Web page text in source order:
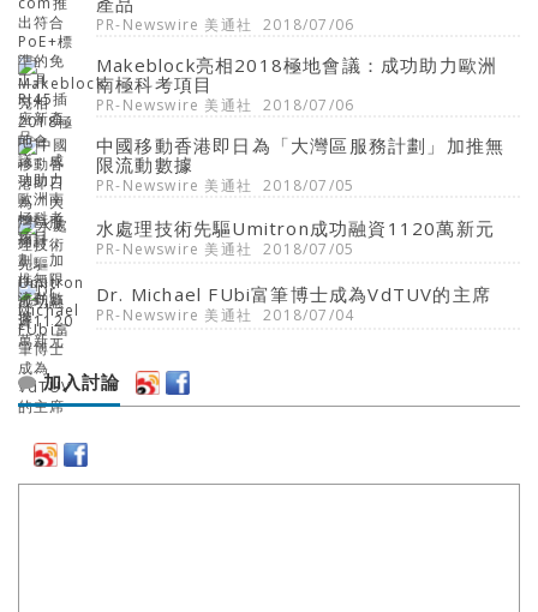
PR-Newswire 美通社 2018/07/06
Makeblock亮相2018極地會議：成功助力歐洲
南極科考項目
PR-Newswire 美通社 2018/07/06
中國移動香港即日為「大灣區服務計劃」加推無
限流動數據
PR-Newswire 美通社 2018/07/05
水處理技術先驅Umitron成功融資1120萬新元
PR-Newswire 美通社 2018/07/05
Dr. Michael FUbi富筆博士成為VdTUV的主席
PR-Newswire 美通社 2018/07/04
加入討論